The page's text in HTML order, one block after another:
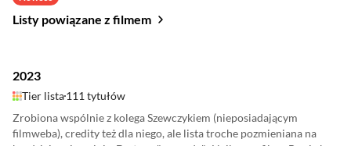
Listy powiązane z filmem
2023
Tier lista111 tytułów
Zrobiona wspólnie z kolega Szewczykiem (nieposiadającym
filmweba), credity też dla niego, ale lista troche pozmieniana na